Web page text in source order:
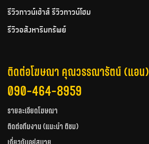
รีวิวทาวน์เฮ้าส์ รีวิวทาวน์โฮม
รีวิวอสังหาริมทรัพย์
ติดต่อโฆษณา คุณวรรณารัตน์ (แอน)
090-464-8959
รายละเอียดโฆษณา
ติดต่อทีมงาน (แนะนำ ติชม)